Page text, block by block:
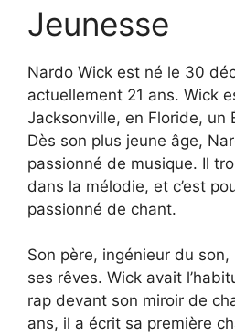
Jeunesse
Nardo Wick est né le 30
actuellement 21 ans. Wick
Jacksonville, en Floride, un
Dès son plus jeune âge,
passionné de musique. Il
dans la mélodie, et c’est
passionné de chant.
Son père, ingénieur du son,
ses rêves. Wick avait
rap devant son miroir de
ans, il a écrit sa première